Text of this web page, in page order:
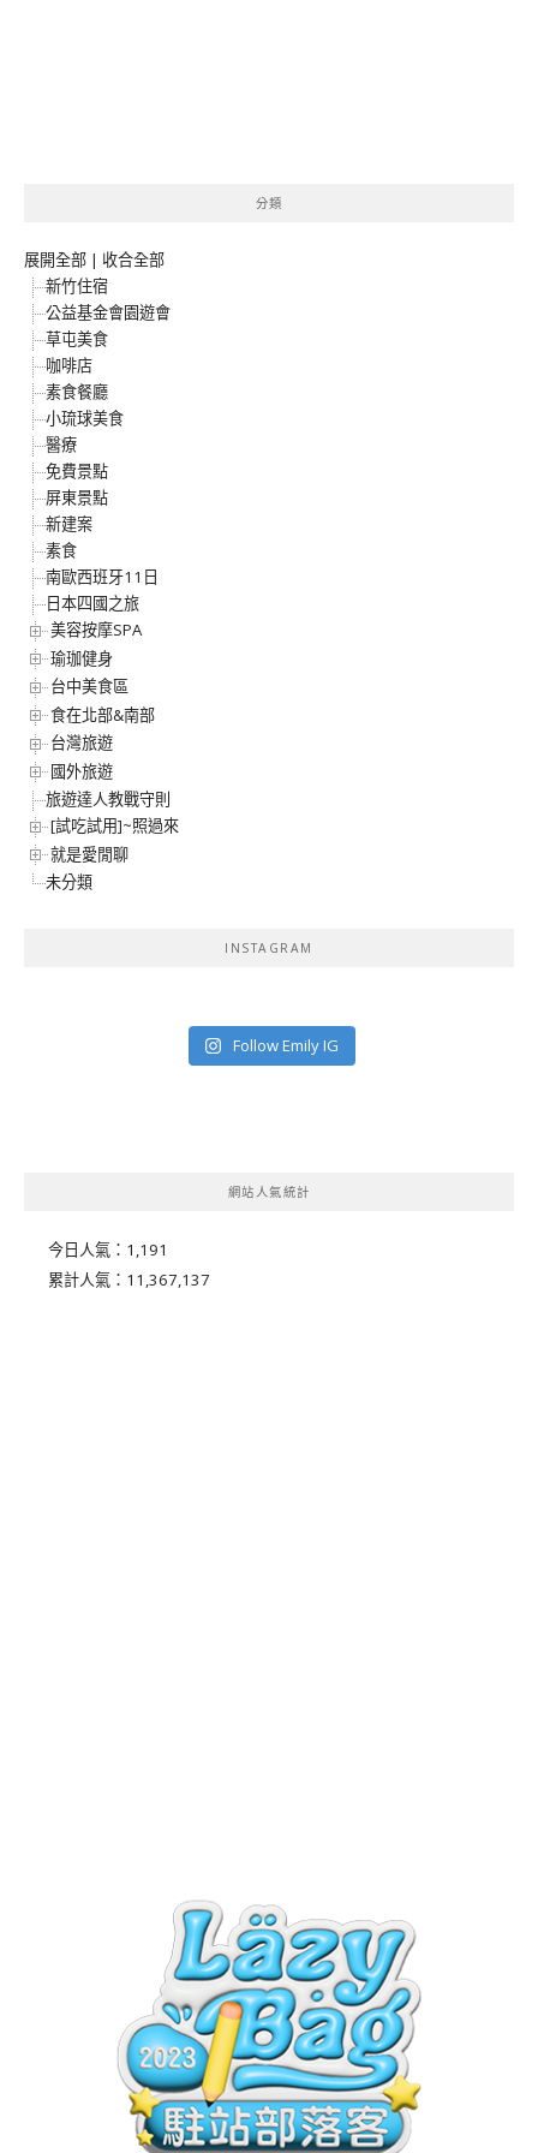
分類
展開全部 | 收合全部
新竹住宿
公益基金會園遊會
草屯美食
咖啡店
素食餐廳
小琉球美食
醫療
免費景點
屏東景點
新建案
素食
南歐西班牙11日
日本四國之旅
美容按摩SPA
瑜珈健身
台中美食區
食在北部&南部
台灣旅遊
國外旅遊
旅遊達人教戰守則
[試吃試用]~照過來
就是愛閒聊
未分類
INSTAGRAM
Follow Emily IG
網站人氣統計
今日人氣： 1,191
累計人氣： 11,367,137